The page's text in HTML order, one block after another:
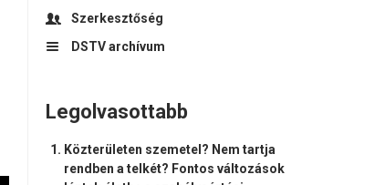
Szerkesztőség
DSTV archívum
Legolvasottabb
Közterületen szemetel? Nem tartja
rendben a telkét? Fontos változások